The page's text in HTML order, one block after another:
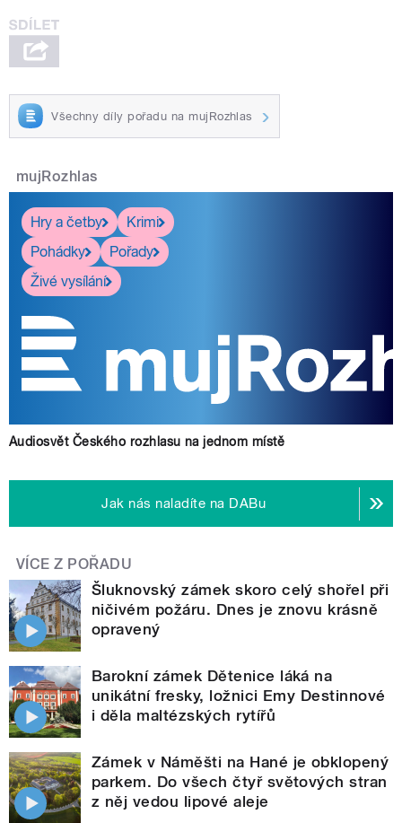
Všechny díly pořadu na mujRozhlas
mujRozhlas
Hry a četby
Krimi
Pohádky
Pořady
Živé vysílání
Audiosvět Českého rozhlasu na jednom místě
Jak nás naladíte na DABu
VÍCE Z POŘADU
Šluknovský zámek skoro celý shořel při
ničivém požáru. Dnes je znovu krásně
opravený
Barokní zámek Dětenice láká na
unikátní fresky, ložnici Emy Destinnové
i děla maltézských rytířů
Zámek v Náměšti na Hané je obklopený
parkem. Do všech čtyř světových stran
z něj vedou lipové aleje